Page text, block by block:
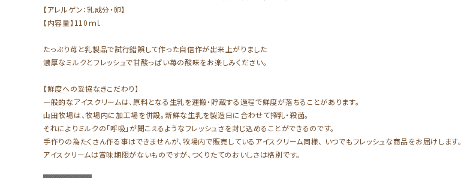
【アレルゲン：乳成分・卵】
【内容量】110ｍｌ
たっぷり苺と乳製品で試行錯誤して作った自信作が出来上がりました
濃厚なミルクとフレッシュで甘酸っぱい苺の酸味をお楽しみください。
【鮮度への妥協なきこだわり】
一般的なアイスクリームは、原料となる生乳を運搬・貯蔵する過程で鮮度が落ちることがあります。
山田牧場は、牧場内に加工場を併設。新鮮な生乳を製造日に合わせて搾乳・殺菌。
それによりミルクの「呼吸」が聞こえるようなフレッシュさを封じ込めることができるのです。
手作りの為たくさん作る事はできませんが、牧場内で販売しているアイスクリーム同様、 いつでもフレッシュな商品をお届けします。
アイスクリームは賞味期限がないものですが、つくりたてのおいしさは格別です。